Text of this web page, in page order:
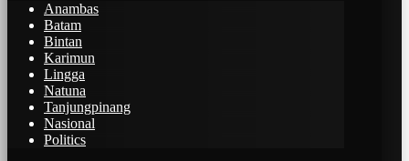
Anambas
Batam
Bintan
Karimun
Lingga
Natuna
Tanjungpinang
Nasional
Politics